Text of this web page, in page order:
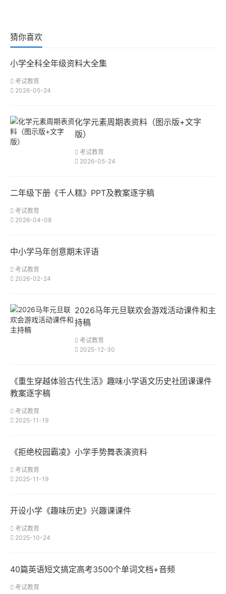
猜你喜欢
小学全科全年级资料大全集
考试教育
2026-05-24
化学元素周期表资料（图示版+文字
版）
考试教育
2026-05-24
二年级下册《千人糕》PPT及教案逐字稿
考试教育
2026-04-08
中小学马年创意期末评语
考试教育
2026-02-24
2026马年元旦联欢会游戏活动课件和主
持稿
考试教育
2025-12-30
《重生穿越体验古代生活》趣味小学语文历史社团课课件
教案逐字稿
考试教育
2025-11-19
《拒绝校园霸凌》小学手势舞表演资料
考试教育
2025-11-19
开设小学《趣味历史》兴趣课课件
考试教育
2025-10-24
40篇英语短文搞定高考3500个单词文档+音频
考试教育